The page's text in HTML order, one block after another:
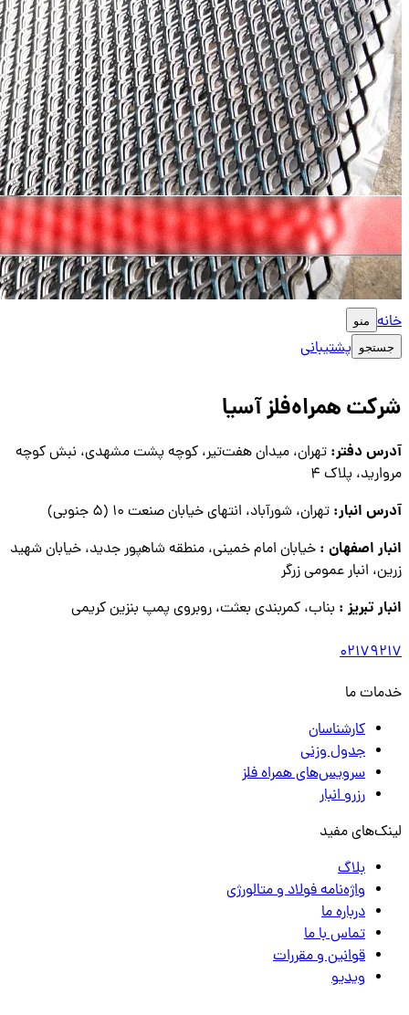
خانه منو
جستجو پشتیبانی
شرکت همراه‌فلز آسیا
آدرس دفتر: تهران، میدان هفت‌تیر، کوچه پشت مشهدی، نبش کوچه
مروارید، پلاک ۴
آدرس انبار: تهران، شورآباد، انتهای خیابان صنعت ۱۰ (۵ جنوبی)
انبار اصفهان : خیابان امام خمینی، منطقه شاهپور جدید، خیابان شهید
زرین، انبار عمومی زرگر
انبار تبریز : بناب، کمربندی بعثت، روبروی پمپ بنزین کریمی
02179217
خدمات ما
کارشناسان
جدول وزنی
سرویس‌های همراه فلز
رزرو انبار
لینک‌های مفید
بلاگ
واژه‌نامه فولاد و متالورژی
درباره ما
تماس با ما
قوانین و مقررات
ویدیو